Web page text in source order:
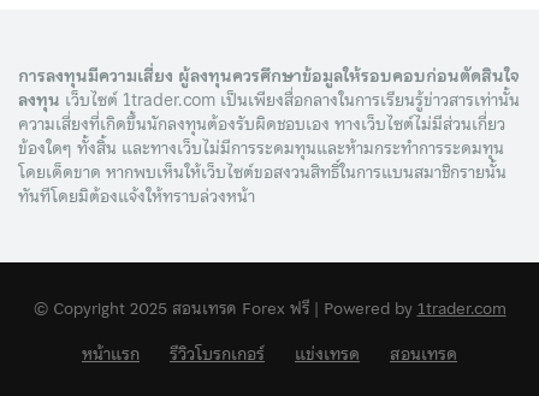
การลงทุนมีความเสี่ยง ผู้ลงทุนควรศึกษาข้อมูลให้รอบคอบก่อนตัดสินใจ
ลงทุน เว็บไซต์ 1trader.com เป็นเพียงสื่อกลางในการเรียนรู้ข่าวสารเท่านั้น
ความเสี่ยงที่เกิดขึ้นนักลงทุนต้องรับผิดชอบเอง ทางเว็บไซต์ไม่มีส่วนเกี่ยว
ข้องใดๆ ทั้งสิ้น และทางเว็บไม่มีการระดมทุนและห้ามกระทำการระดมทุน
โดยเด็ดขาด หากพบเห็นให้เว็บไซต์ขอสงวนสิทธิ์ในการแบนสมาชิกรายนั้น
ทันทีโดยมิต้องแจ้งให้ทราบล่วงหน้า
© Copyright 2025 สอนเทรด Forex ฟรี | Powered by 1trader.com
หน้าแรก รีวิวโบรกเกอร์ แข่งเทรด สอนเทรด